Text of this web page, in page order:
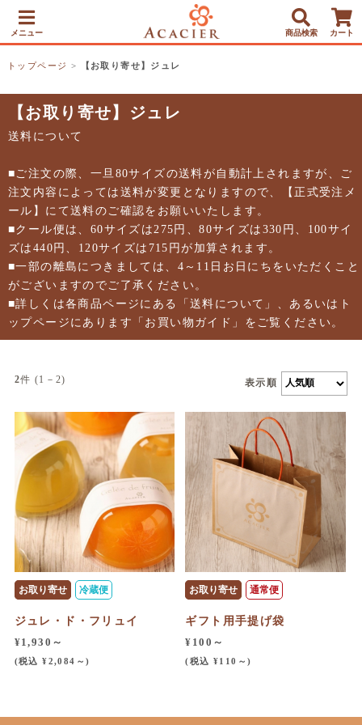
メニュー 商品検索 カート
トップページ > 【お取り寄せ】ジュレ
【お取り寄せ】ジュレ
送料について
■ご注文の際、一旦80サイズの送料が自動計上されますが、ご
注文内容によっては送料が変更となりますので、【正式受注メ
ール】にて送料のご確認をお願いいたします。
■クール便は、60サイズは275円、80サイズは330円、100サイ
ズは440円、120サイズは715円が加算されます。
■一部の離島につきましては、4～11日お日にちをいただくこと
がございますのでご了承ください。
■詳しくは各商品ページにある「送料について」、あるいはト
ップページにあります「お買い物ガイド」をご覧ください。
2件 (1－2) 表示順
お取り寄せ 冷蔵便
ジュレ・ド・フリュイ
¥1,930～
(税込 ¥2,084～)
お取り寄せ 通常便
ギフト用手提げ袋
¥100～
(税込 ¥110～)